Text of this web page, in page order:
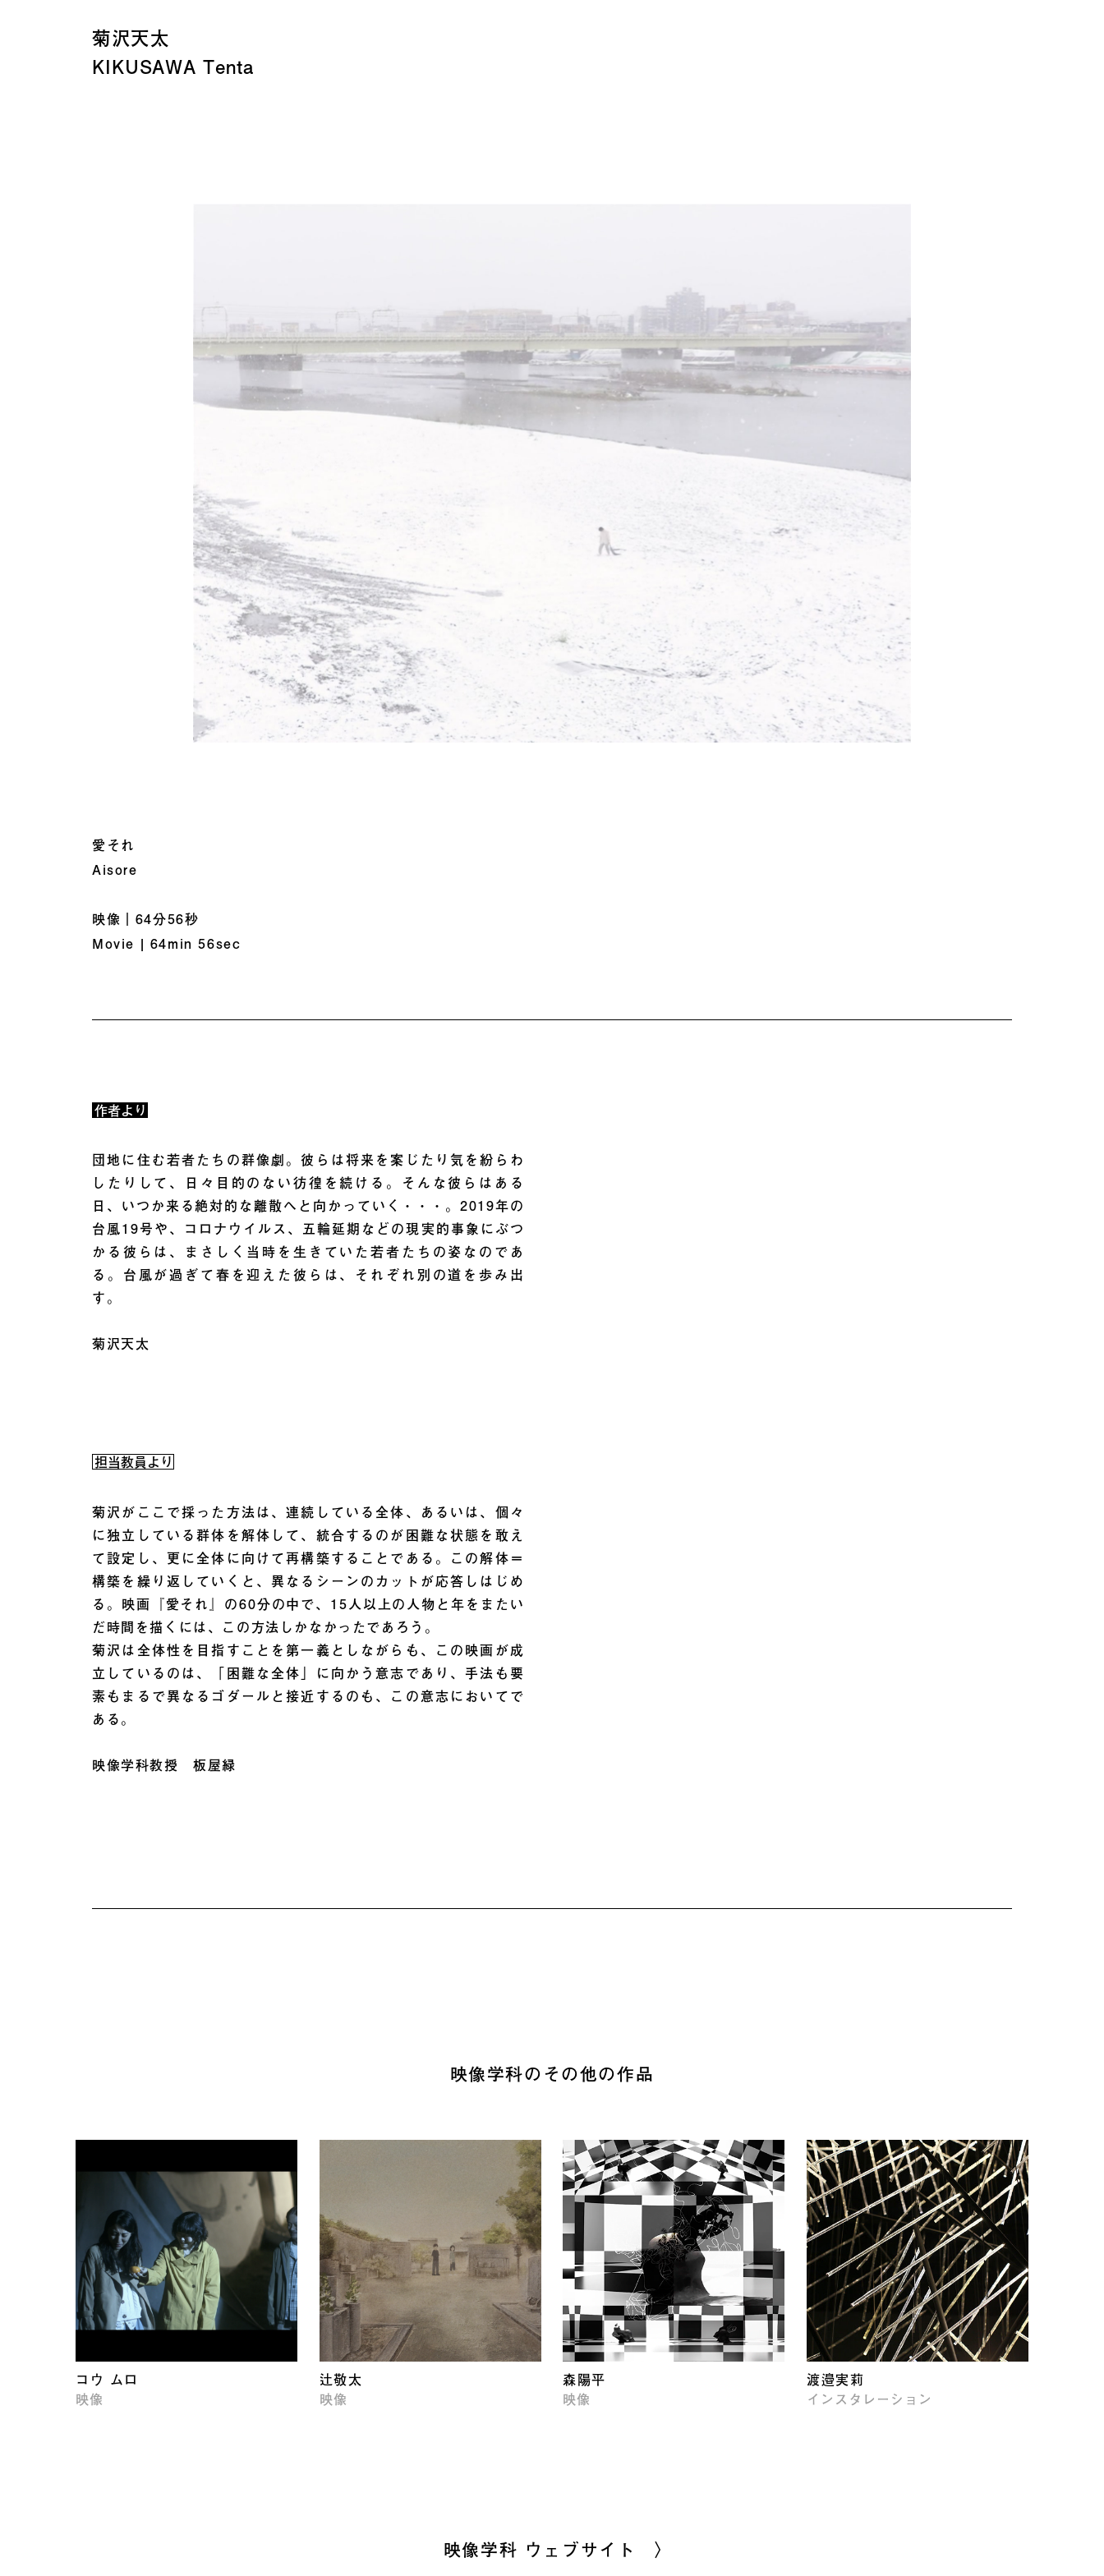
菊沢天太
KIKUSAWA Tenta
愛それ
Aisore
映像｜64分56秒
Movie | 64min 56sec
作者より
団地に住む若者たちの群像劇。彼らは将来を案じたり気を紛らわ
したりして、日々目的のない彷徨を続ける。そんな彼らはある
日、いつか来る絶対的な離散へと向かっていく・・・。2019年の
台風19号や、コロナウイルス、五輪延期などの現実的事象にぶつ
かる彼らは、まさしく当時を生きていた若者たちの姿なのであ
る。台風が過ぎて春を迎えた彼らは、それぞれ別の道を歩み出
す。
菊沢天太
担当教員より
菊沢がここで採った方法は、連続している全体、あるいは、個々
に独立している群体を解体して、統合するのが困難な状態を敢え
て設定し、更に全体に向けて再構築することである。この解体＝
構築を繰り返していくと、異なるシーンのカットが応答しはじめ
る。映画『愛それ』の60分の中で、15人以上の人物と年をまたい
だ時間を描くには、この方法しかなかったであろう。
菊沢は全体性を目指すことを第一義としながらも、この映画が成
立しているのは、「困難な全体」に向かう意志であり、手法も要
素もまるで異なるゴダールと接近するのも、この意志においてで
ある。
映像学科教授 板屋緑
映像学科のその他の作品
コウ ムロ
映像
辻敬太
映像
森陽平
映像
渡邉実莉
インスタレーション
映像学科 ウェブサイト 〉